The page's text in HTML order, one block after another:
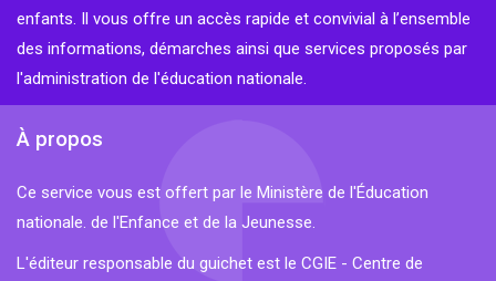
enfants. Il vous offre un accès rapide et convivial à l’ensemble
des informations, démarches ainsi que services proposés par
l'administration de l'éducation nationale.
À propos
Ce service vous est offert par le Ministère de l'Éducation
nationale. de l'Enfance et de la Jeunesse.
L'éditeur responsable du guichet est le CGIE - Centre de